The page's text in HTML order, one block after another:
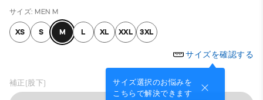
サイズ: MEN M
XS S M L XL XXL 3XL
サイズを確認する
サイズ選択のお悩みを
こちらで解決できます
補正(股下)